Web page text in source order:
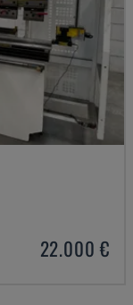
22.000 €